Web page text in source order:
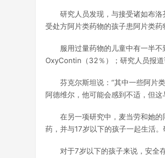
研究人员发现，与接受诸如布
受处方阿片类药物的孩子患阿片类药
服用过量药物的儿童中有一半
OxyContin（32％）；研究人员报道
芬克尔斯坦说：“其中一些阿片
阿德维尔，他可能会感到不适，但
在另一项研究中，麦当劳和她
药，并与17岁以下的孩子一起生活
对于7岁以下的孩子来说，安全